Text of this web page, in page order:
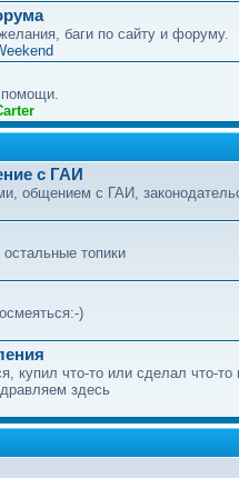
баги по сайту и форуму.
с ГАИ
общением с ГАИ,
топики
)
купил что-то или сделал что-то
здесь